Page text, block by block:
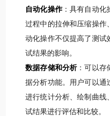
自动化操作：具有自动化
过程中的拉伸和压缩操作
动化操作不仅提高了测试
试结果的影响。
数据存储和分析：可以存
据分析功能。用户可以通
进行统计分析、绘制曲线
试结果进行评估和比较。